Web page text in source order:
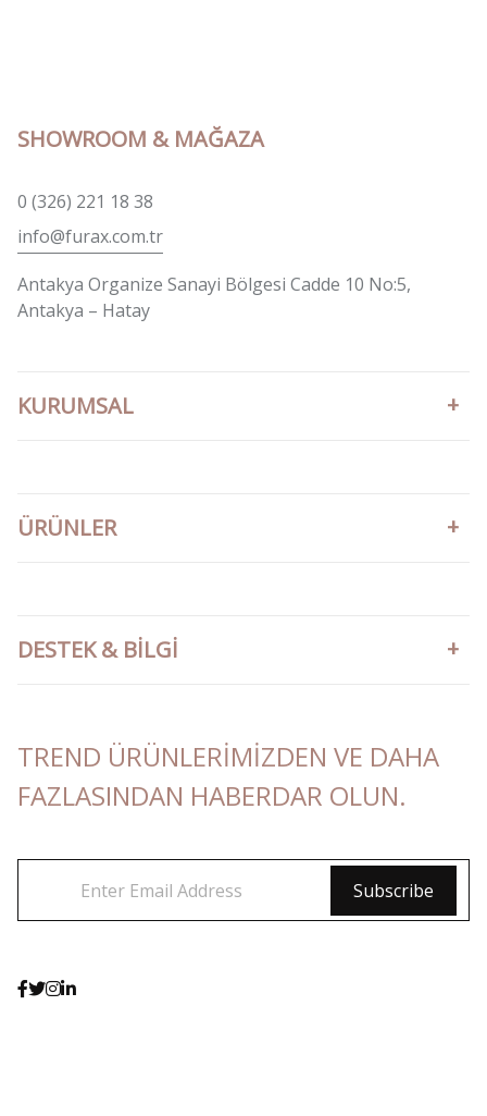
SHOWROOM & MAĞAZA
0 (326) 221 18 38
info@furax.com.tr
Antakya Organize Sanayi Bölgesi Cadde 10 No:5,
Antakya – Hatay
KURUMSAL
ÜRÜNLER
DESTEK & BILGI
TREND ÜRÜNLERIMIZDEN VE DAHA
FAZLASINDAN HABERDAR OLUN.